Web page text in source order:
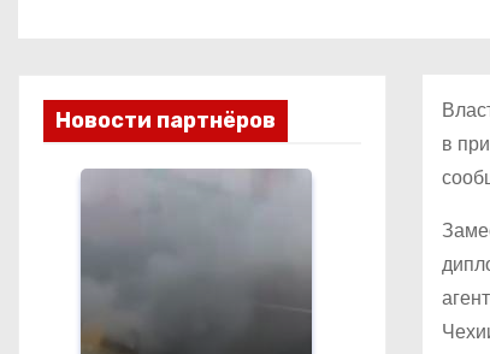
Новости партнёров
в